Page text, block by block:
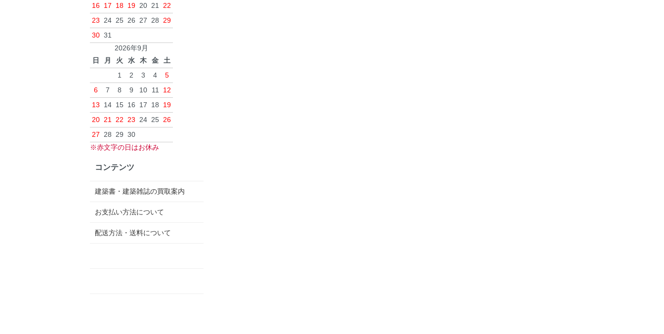
16 17 18 19 20 21 22
23 24 25 26 27 28 29
30 31
2026年9月
日
月 火 水 木 金
土
1
2 3 4
5
6
7 8 9 10 11
12
13
14 15 16 17 18
19
20 21 22 23 24 25 26
27 28 29 30
※赤文字の日はお休み
コンテンツ
建築書・建築雑誌の買取案内
お支払い方法について
配送方法・送料について